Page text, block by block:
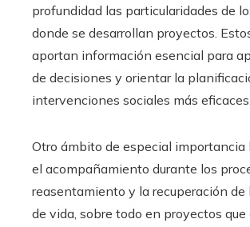
profundidad las particularidades de
donde se desarrollan proyectos.
aportan información esencial para
de decisiones y orientar la
intervenciones sociales más eficaces.
Otro ámbito de especial importancia
el acompañamiento durante los
reasentamiento y la recuperación de
de vida, sobre todo en proyectos que